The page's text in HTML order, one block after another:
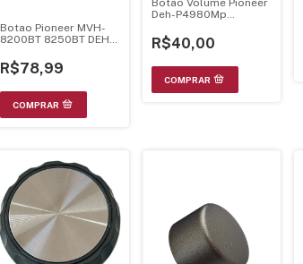
Botao Pioneer MVH-
8200BT 8250BT DEH-
5280SD CXE2574
R$78,99
Botao Volume Pioneer
Deh-P4980Mp
30Mp Cromado -
Yaa5008
R$40,00